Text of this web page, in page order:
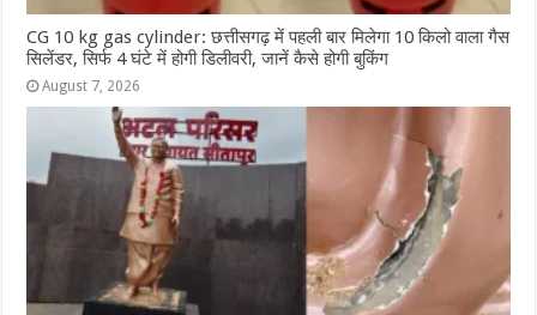
CG 10 kg gas cylinder: छत्तीसगढ़ में पहली बार मिलेगा 10 किलो वाला गैस
सिलेंडर, सिर्फ 4 घंटे में होगी डिलीवरी, जानें कैसे होगी बुकिंग
August 7, 2026